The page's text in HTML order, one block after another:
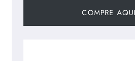
COMPRE AQUI